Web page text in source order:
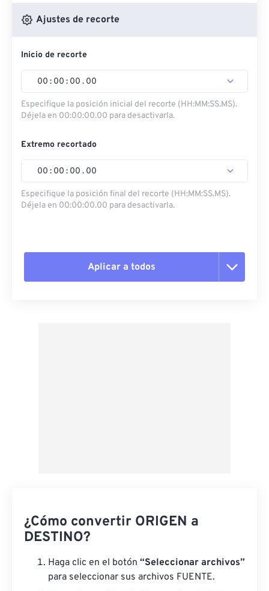
Ajustes de recorte
Inicio de recorte
00 : 00 : 00 . 00
Especifique la posición inicial del recorte (HH:MM:SS.MS).
Déjela en 00:00:00.00 para desactivarla.
Extremo recortado
00 : 00 : 00 . 00
Especifique la posición final del recorte (HH:MM:SS.MS).
Déjela en 00:00:00.00 para desactivarla.
Aplicar a todos
¿Cómo convertir ORIGEN a
DESTINO?
Haga clic en el botón “Seleccionar archivos”
para seleccionar sus archivos FUENTE.